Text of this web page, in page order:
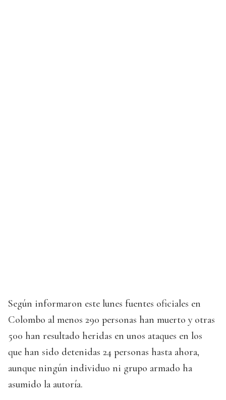
Según informaron este lunes fuentes oficiales en
Colombo al menos 290 personas han muerto y otras
500 han resultado heridas en unos ataques en los
que han sido detenidas 24 personas hasta ahora,
aunque ningún individuo ni grupo armado ha
asumido la autoría.